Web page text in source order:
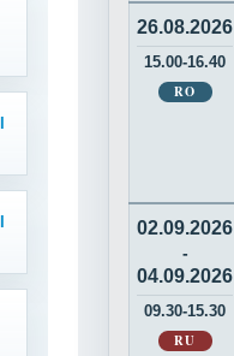
26.08.2026
15.00-16.40
RO
02.09.2026
-
04.09.2026
09.30-15.30
RU